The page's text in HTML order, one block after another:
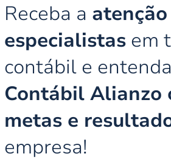
Receba a
especialistas em
contábil e
Contábil Alianzo
metas e
empresa!